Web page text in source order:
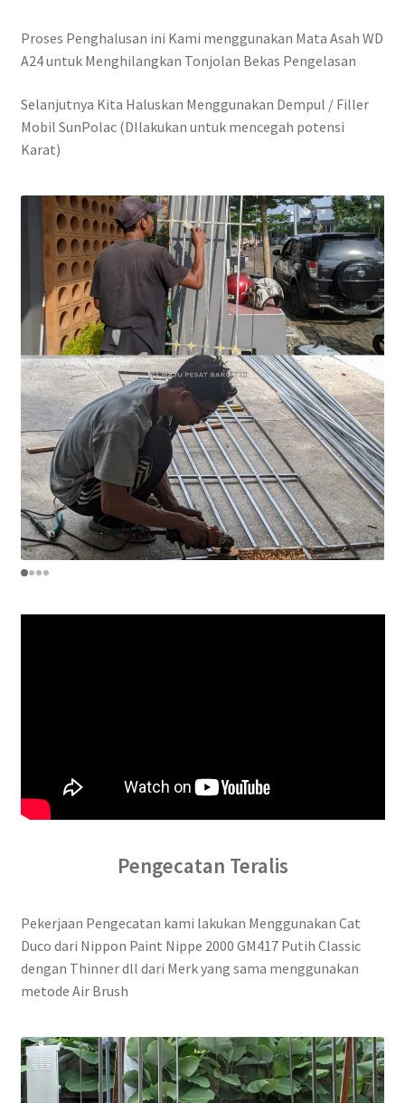
Proses Penghalusan ini Kami menggunakan Mata Asah WD
A24 untuk Menghilangkan Tonjolan Bekas Pengelasan
Selanjutnya Kita Haluskan Menggunakan Dempul / Filler
Mobil SunPolac (DIlakukan untuk mencegah potensi
Karat)
Pengecatan Teralis
Pekerjaan Pengecatan kami lakukan Menggunakan Cat
Duco dari Nippon Paint Nippe 2000 GM417 Putih Classic
dengan Thinner dll dari Merk yang sama menggunakan
metode Air Brush